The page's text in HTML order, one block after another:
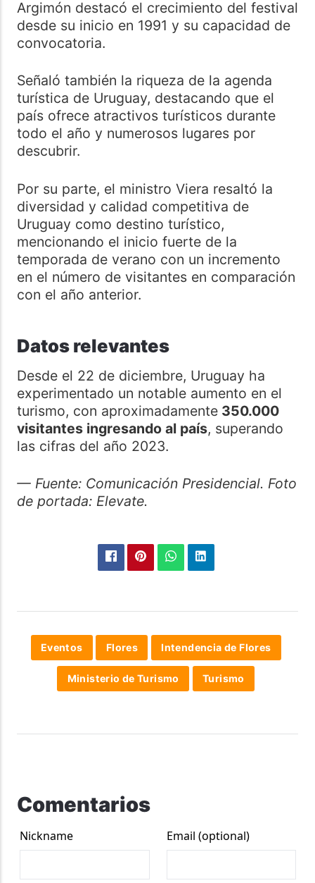
Argimón destacó el crecimiento del festival
desde su inicio en 1991 y su capacidad de
convocatoria.
Señaló también la riqueza de la agenda
turística de Uruguay, destacando que el
país ofrece atractivos turísticos durante
todo el año y numerosos lugares por
descubrir.
Por su parte, el ministro Viera resaltó la
diversidad y calidad competitiva de
Uruguay como destino turístico,
mencionando el inicio fuerte de la
temporada de verano con un incremento
en el número de visitantes en comparación
con el año anterior.
Datos relevantes
Desde el 22 de diciembre, Uruguay ha
experimentado un notable aumento en el
turismo, con aproximadamente350.000
visitantes ingresando al país, superando
las cifras del año 2023.
— Fuente: Comunicación Presidencial. Foto
de portada: Elevate.
Eventos Flores Intendencia de Flores
Ministerio de Turismo Turismo
Comentarios